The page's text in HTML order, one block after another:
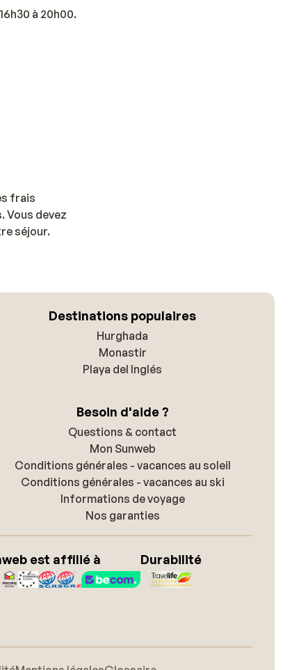
à 20h00.
frais
Vous devez
séjour.
Destinations populaires
Hurghada
Monastir
Playa del Inglés
Besoin d'aide ?
Questions & contact
Mon Sunweb
Conditions générales - vacances au soleil
Conditions générales - vacances au ski
Informations de voyage
Nos garanties
est affilié à Durabilité